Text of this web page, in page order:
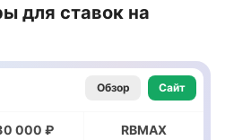
для ставок на
Обзор Сайт
000 ₽ RBMAX